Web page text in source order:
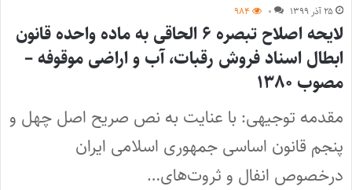
۲۵ آذر ۱۳۹۹ ۰ ۹۸۴
لایحه اصلاح تبصره ۶ الحاقی به ماده واحده قانون
ابطال اسناد فروش رقبات، آب و اراضی موقوفه –
مصوب ۱۳۸۰
مقدمه توجیهی: با عنایت به نص صریح اصل چهل و
پنجم قانون اساسی جمهوری اسلامی ایران
درخصوص انفال و ثروت‌های…